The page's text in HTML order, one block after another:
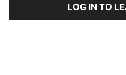
LOG IN TO